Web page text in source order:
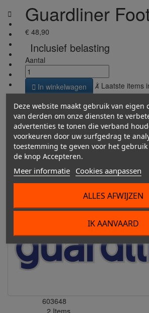


Guardliner
€ 48,90
Inclusief belasting
Aantal
 In winkelwagen  Laatste items
Delen
Productdetails
603648
Deze website maakt gebruik van eigen
van derden om onze diensten te
advertenties te tonen die verband
voorkeuren door uw surfgedrag te
toestemming te geven voor het
de knop Accepteren.
Meer informatie Cookies aanpassen
ALLES AFWIJZEN
IK AANVAARD